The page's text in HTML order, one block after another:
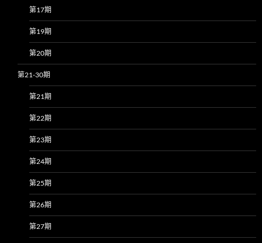
第17期
第19期
第20期
第21-30期
第21期
第22期
第23期
第24期
第25期
第26期
第27期